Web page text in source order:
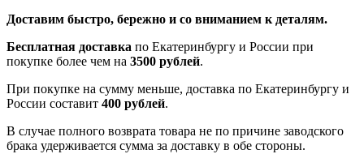
Доставим быстро, бережно и со вниманием к деталям.
Бесплатная доставка по Екатеринбургу и России при
покупке более чем на 3500 рублей.
При покупке на сумму меньше, доставка по Екатеринбургу и
России составит 400 рублей.
В случае полного возврата товара не по причине заводского
брака удерживается сумма за доставку в обе стороны.